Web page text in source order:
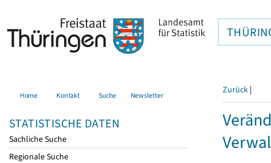
Home Kontakt Suche Newsletter
STATISTISCHE DATEN
Sachliche Suche
Regionale Suche
Zurück |